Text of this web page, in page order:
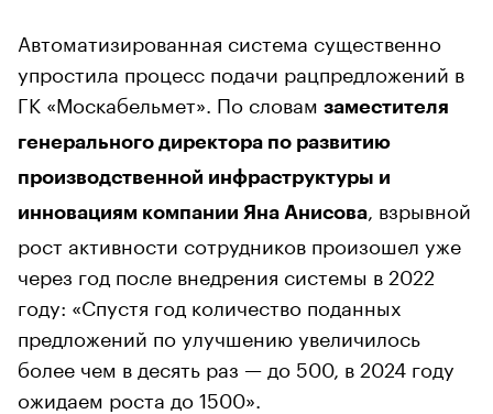
Автоматизированная система существенно
упростила процесс подачи рацпредложений в
ГК «Москабельмет». По словам заместителя
генерального директора по развитию
производственной инфраструктуры и
инновациям компании Яна Анисова
, взрывной
рост активности сотрудников произошел уже
через год после внедрения системы в 2022
году: «Спустя год количество поданных
предложений по улучшению увеличилось
более чем в десять раз — до 500, в 2024 году
ожидаем роста до 1500».